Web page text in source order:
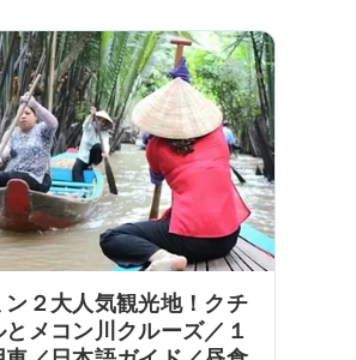
２大人気観光地！クチ
とメコン川クルーズ／１